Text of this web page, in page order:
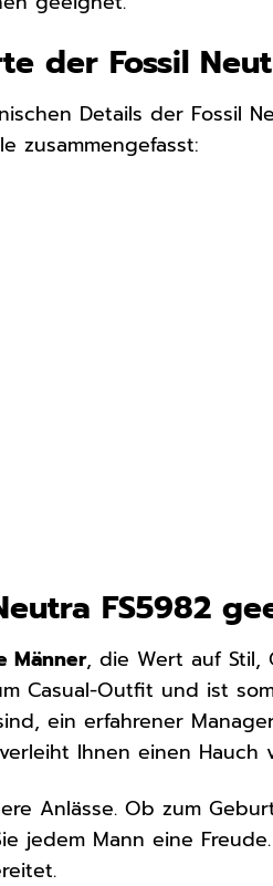
der Fossil
Details der Fossil
zusammengefasst:
FS5982
Männer, die Wert auf Stil,
Casual-Outfit und ist
ein erfahrener
Ihnen einen Hauch
Anlässe. Ob zum
jedem Mann eine